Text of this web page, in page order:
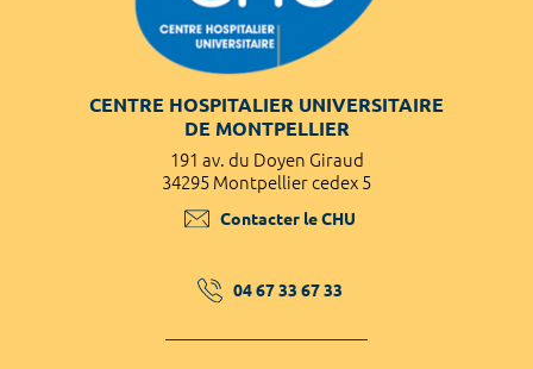
CENTRE HOSPITALIER UNIVERSITAIRE
DE MONTPELLIER
191 av. du Doyen Giraud
34295 Montpellier cedex 5
Contacter le CHU
04 67 33 67 33